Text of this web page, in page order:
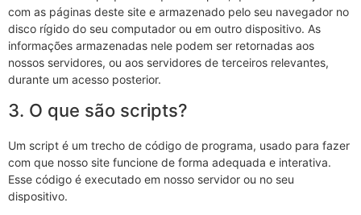
com as páginas deste site e armazenado pelo seu navegador no
disco rígido do seu computador ou em outro dispositivo. As
informações armazenadas nele podem ser retornadas aos
nossos servidores, ou aos servidores de terceiros relevantes,
durante um acesso posterior.
3. O que são scripts?
Um script é um trecho de código de programa, usado para fazer
com que nosso site funcione de forma adequada e interativa.
Esse código é executado em nosso servidor ou no seu
dispositivo.